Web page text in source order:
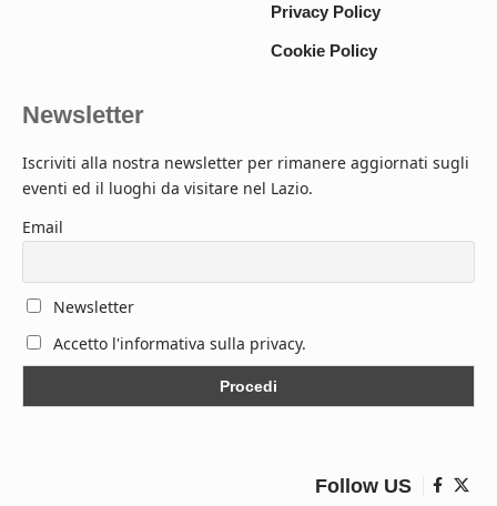
Privacy Policy
Cookie Policy
Newsletter
Iscriviti alla nostra newsletter per rimanere aggiornati sugli
eventi ed il luoghi da visitare nel Lazio.
Email
Newsletter
Accetto l'informativa sulla privacy.
Follow US